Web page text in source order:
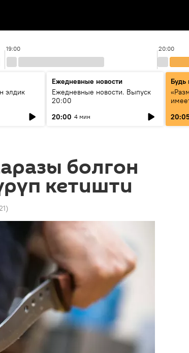
19:00 20:00
элдик
Ежедневные новости
Ежедневные новости. Выпуск
20:00
20:00 4 мин
Будь
болгон
кетишти
)